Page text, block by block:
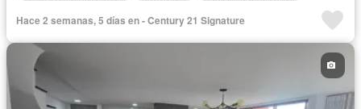
Hace 2 semanas, 5 días en - Century 21 Signature